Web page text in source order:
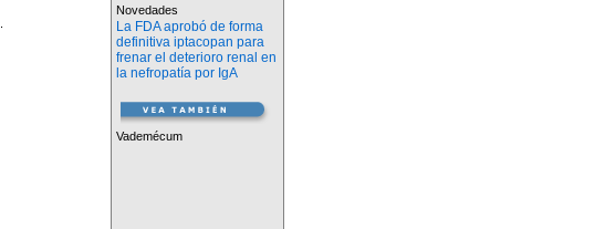
Novedades
La FDA aprobó de forma
definitiva iptacopan para
frenar el deterioro renal en
la nefropatía por IgA
Vademécum